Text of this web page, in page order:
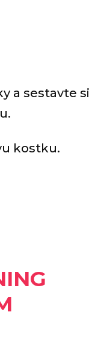
a sestavte si
kostku.